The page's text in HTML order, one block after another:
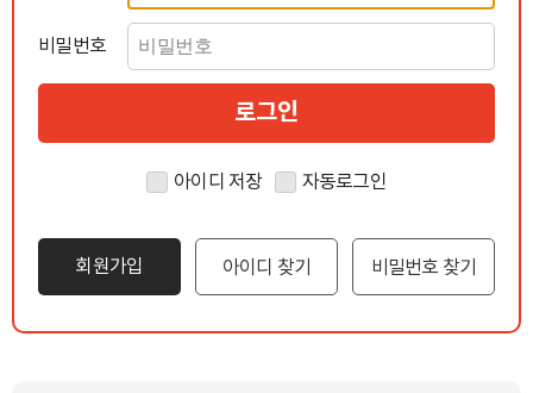
비밀번호
아이디 저장 자동로그인
회원가입 아이디 찾기 비밀번호 찾기